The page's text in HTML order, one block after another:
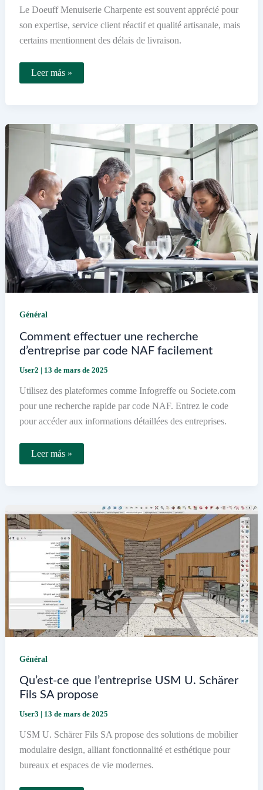
Le Doeuff Menuiserie Charpente est souvent apprécié pour
son expertise, service client réactif et qualité artisanale, mais
certains mentionnent des délais de livraison.
Quels
sont
Menuiserie
Charpente
Leer más »
Général
Comment effectuer une recherche
d’entreprise par code NAF facilement
User2 | 13 de mars de 2025
Utilisez des plateformes comme Infogreffe ou Societe.com
pour une recherche rapide par code NAF. Entrez le code
pour accéder aux informations détaillées des entreprises.
Comment
effectuer
NAF
facilement
Leer más »
Général
Qu’est-ce que l’entreprise USM U. Schärer
Fils SA propose
User3 | 13 de mars de 2025
USM U. Schärer Fils SA propose des solutions de mobilier
modulaire design, alliant fonctionnalité et esthétique pour
bureaux et espaces de vie modernes.